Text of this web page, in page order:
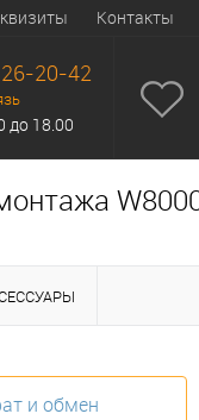
Контакты
20-42
до 18.00
и обмен